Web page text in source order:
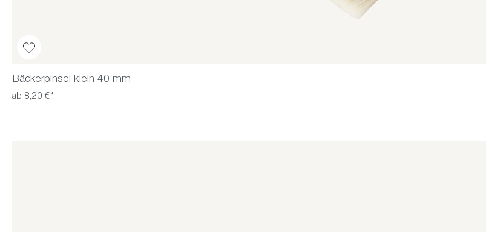
Bäckerpinsel klein 40 mm
ab 8,20 €*